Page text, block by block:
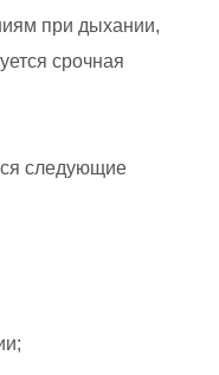
при дыхании,
срочная
следующие